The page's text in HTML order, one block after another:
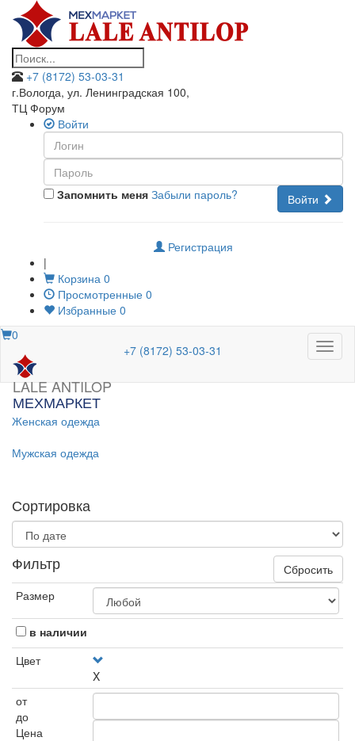
+7 (8172) 53-03-31
г.Вологда, ул. Ленинградская 100,
ТЦ Форум
Войти
Запомнить меня Войти
Забыли пароль?
Регистрация
|
Корзина 0
Просмотренные 0
Избранные 0
Меню
0
LALE ANTILOP
МЕХМАРКЕТ
+7 (8172) 53-03-31
Женская одежда
Мужская одежда
Сортировка
Фильтр
Сбросить
Размер
в наличии
Цвет
X
от
до
Цена